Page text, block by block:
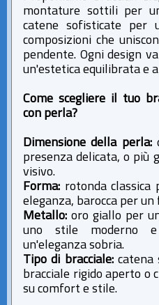
montature sottili per
catene sofisticate per
composizioni che
pendente. Ogni design
un'estetica equilibrata e
Come scegliere il tuo
con perla?
Dimensione della perla:
presenza delicata, o più
visivo.
Forma: rotonda classica
eleganza, barocca per un
Metallo: oro giallo per
uno stile moderno
un'eleganza sobria.
Tipo di bracciale:catena
bracciale rigido aperto o
su comfort e stile.